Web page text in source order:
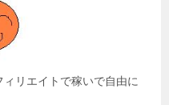
リエイトで稼いで自由に